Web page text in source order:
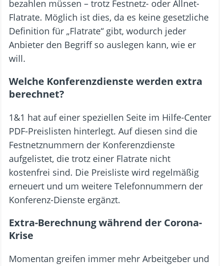
bezahlen müssen – trotz Festnetz- oder Allnet-
Flatrate. Möglich ist dies, da es keine gesetzliche
Definition für „Flatrate“ gibt, wodurch jeder
Anbieter den Begriff so auslegen kann, wie er
will.
Welche Konferenzdienste werden extra
berechnet?
1&1 hat auf einer speziellen Seite im Hilfe-Center
PDF-Preislisten hinterlegt. Auf diesen sind die
Festnetznummern der Konferenzdienste
aufgelistet, die trotz einer Flatrate nicht
kostenfrei sind. Die Preisliste wird regelmäßig
erneuert und um weitere Telefonnummern der
Konferenz-Dienste ergänzt.
Extra-Berechnung während der Corona-
Krise
Momentan greifen immer mehr Arbeitgeber und